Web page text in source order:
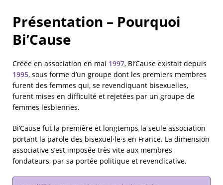
Présentation – Pourquoi
Bi’Cause
Créée en association en mai 1997, Bi’Cause existait depuis
1995, sous forme d’un groupe dont les premiers membres
furent des femmes qui, se revendiquant bisexuelles,
furent mises en difficulté et rejetées par un groupe de
femmes lesbiennes.
Bi’Cause fut la première et longtemps la seule association
portant la parole des bisexuel·le·s en France. La dimension
associative s’est imposée très vite aux membres
fondateurs, par sa portée politique et revendicative.